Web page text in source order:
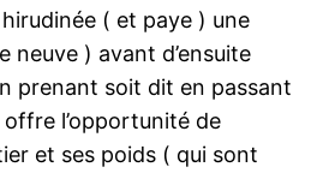
( et paye ) une
neuve ) avant d’ensuite
prenant soit dit en passant
l’opportunité de
et ses poids ( qui sont